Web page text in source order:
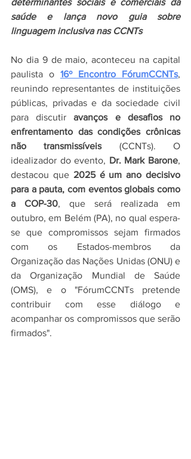
determinantes sociais e comerciais da
saúde e lança novo guia sobre
linguagem inclusiva nas CCNTs
No dia 9 de maio, aconteceu na capital
paulista o 16º Encontro FórumCCNTs,
reunindo representantes de instituições
públicas, privadas e da sociedade civil
para discutir avanços e desafios no
enfrentamento das condições crônicas
não transmissíveis (CCNTs). O
idealizador do evento, Dr. Mark Barone,
destacou que 2025 é um ano decisivo
para a pauta, com eventos globais como
a COP-30, que será realizada em
outubro, em Belém (PA), no qual espera-
se que compromissos sejam firmados
com os Estados-membros da
Organização das Nações Unidas (ONU) e
da Organização Mundial de Saúde
(OMS), e o "FórumCCNTs pretende
contribuir com esse diálogo e
acompanhar os compromissos que serão
firmados".